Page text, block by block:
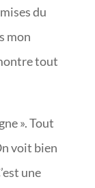
du
mon
tout
». Tout
voit bien
une